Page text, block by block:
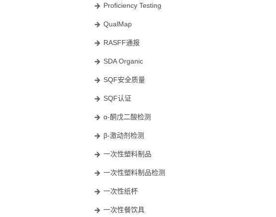
Proficiency Testing
QualMap
RASFF通报
SDA Organic
SQF安全质量
SQF认证
α-酮戊二酸检测
β-激动剂检测
一次性塑料制品
一次性塑料制品检测
一次性纸杯
一次性餐饮具